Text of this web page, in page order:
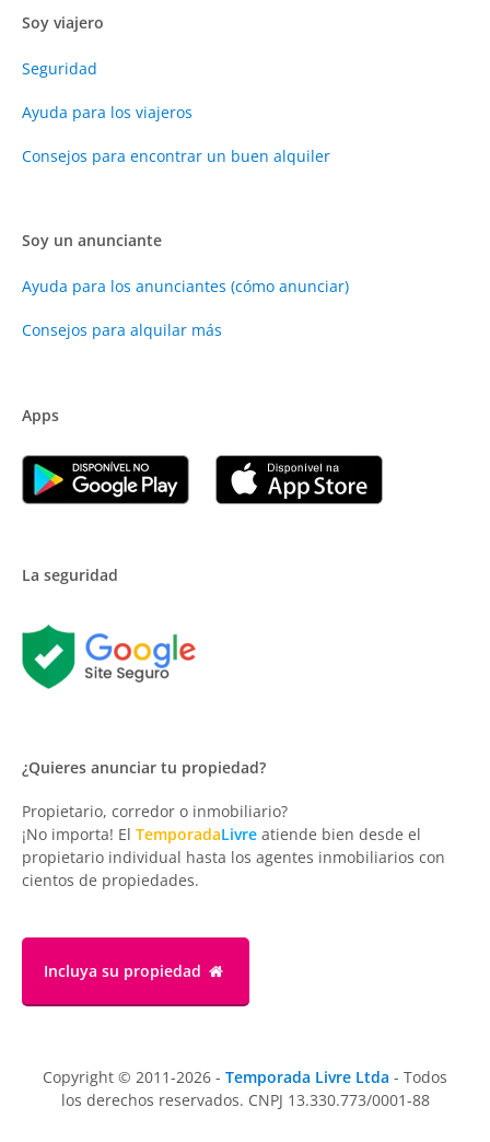
Soy viajero
Seguridad
Ayuda para los viajeros
Consejos para encontrar un buen alquiler
Soy un anunciante
Ayuda para los anunciantes (cómo anunciar)
Consejos para alquilar más
Apps
La seguridad
¿Quieres anunciar tu propiedad?
Propietario, corredor o inmobiliario?
¡No importa! El TemporadaLivre atiende bien desde el
propietario individual hasta los agentes inmobiliarios con
cientos de propiedades.
Incluya su propiedad
Copyright © 2011-2026 - Temporada Livre Ltda - Todos
los derechos reservados. CNPJ 13.330.773/0001-88